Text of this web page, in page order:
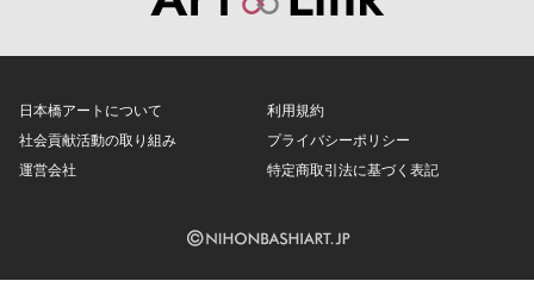
日本橋アートについて
社会貢献活動の取り組み
運営会社
利用規約
プライバシーポリシー
特定商取引法に基づく表記